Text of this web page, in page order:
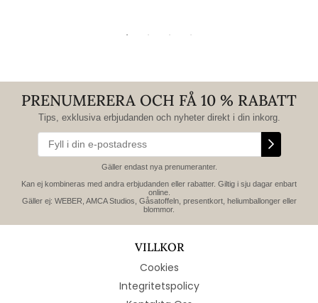
PRENUMERERA OCH FÅ 10 % RABATT
Tips, exklusiva erbjudanden och nyheter direkt i din inkorg.
Gäller endast nya prenumeranter.
Kan ej kombineras med andra erbjudanden eller rabatter. Giltig i sju dagar enbart
online.
Gäller ej: WEBER, AMCA Studios, Gåsatoffeln, presentkort, heliumballonger eller
blommor.
VILLKOR
Cookies
Integritetspolicy